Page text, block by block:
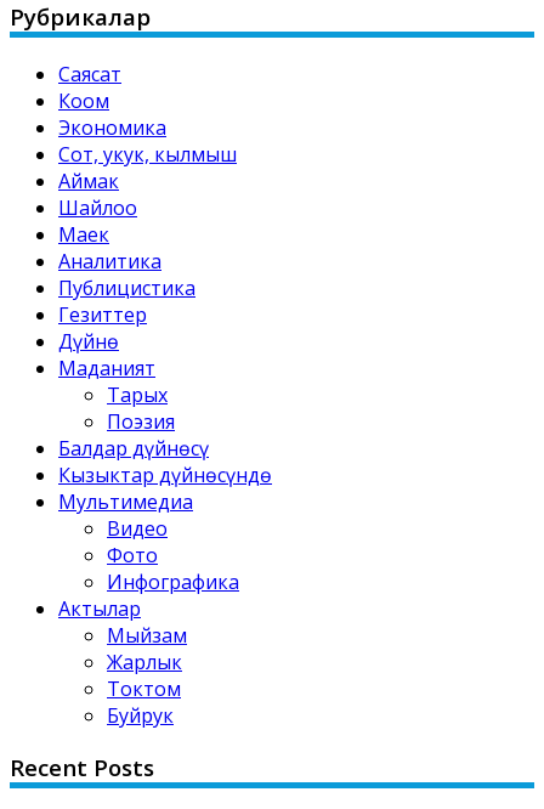
Рубрикалар
Саясат
Коом
Экономика
Сот, укук, кылмыш
Аймак
Шайлоо
Маек
Аналитика
Публицистика
Гезиттер
Дүйнө
Маданият
Тарых
Поэзия
Балдар дүйнөсү
Кызыктар дүйнөсүндө
Мультимедиа
Видео
Фото
Инфографика
Актылар
Мыйзам
Жарлык
Токтом
Буйрук
Recent Posts